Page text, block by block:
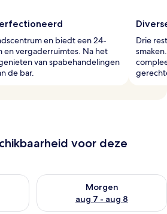
en biedt een 24-
en vergaderruimtes. Na het
van spabehandelingen
de bar.
Drie
voor deze
voor vanavond aug 6 - aug 7
Morgen
aug 7 - aug 8
De beschikbaarheid